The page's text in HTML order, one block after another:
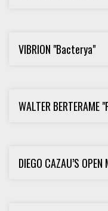
VIBRION "Bacterya"
WALTER BERTERAME
DIEGO CAZAU’S